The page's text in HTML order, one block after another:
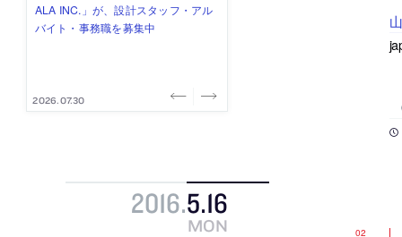
式会社」が、設計スタッフ（経験
者・既卒・2027年新卒）を募集中
2026.08.07
み”を作り、リモートワーク主体の働
き方を実践する「株式会社つぎと」
2026.08.03
ー (業務委託) を募集中
2026.08.03
け、スタッフ同士で助け合う環境づ
くりも行う「E.A.S.T.architects」
2026.07.31
ALA INC.」が、設計スタッフ・アル
バイト・事務職を募集中
2026.07.30
2016.5.16
MON